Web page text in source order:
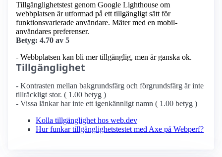
Tillgänglighetstest genom Google Lighthouse om
webbplatsen är utformad på ett tillgängligt sätt för
funktionsvarierade användare. Mäter med en mobil­
användares preferenser.
Betyg: 4.70 av 5
- Webbplatsen kan bli mer tillgänglig, men är ganska ok.
Tillgänglighet
- Kontrasten mellan bakgrundsfärg och förgrundsfärg är inte
tillräckligt stor. ( 1.00 betyg )
- Vissa länkar har inte ett igenkännligt namn ( 1.00 betyg )
Kolla tillgänglighet hos web.dev
Hur funkar tillgänglighetstestet med Axe på Webperf?